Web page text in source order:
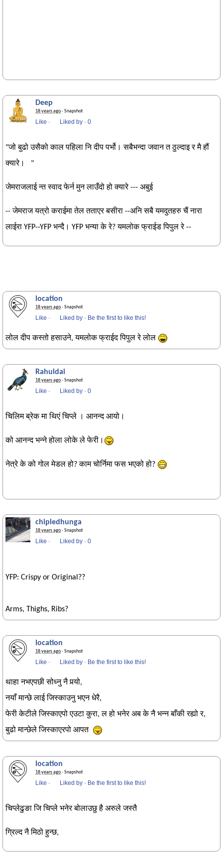
Deep
18 years ago· Snapshot
Like · Liked by · 0
"जो बुढो उसैको काल पहिला नि दीप पर्भो। सबैभन्दा जवान त ठुल्दाइ र मै हौं
क्यारे। "
जेमराजलाई न्त स्वाद फेर्न मुन लाउँदो हो क्यारे --- अबुई
-- जेमराज यत्रो कराईमा तेल तताएर बसीरा --अनि सबै यमदुतहरु चैं नारा
लाईरा YFP--YFP भन्दै। YFP भन्या के रे? यमलोक फ्राईड पिपुल रे --
location
18 years ago· Snapshot
Like · Liked by · Be the first to like this!
लोल दीप कस्तो हसाउने, यमलोक फ्राईद पिपुल रे लोल
Rahuldai
18 years ago· Snapshot
Like · Liked by · 0
चिलिम ब्रेक मा थिएं चिप्ले । आनन्द आयो।
को आनन्द भन्ने होला लोके ले फेरी।
नेत्रे के को गोल मेडल हो? काम चोर्निमा फस भएको हो?
chipledhunga
18 years ago· Snapshot
Like · Liked by · 0
YFP: Crispy or Original??
Arms, Thighs, Ribs?
location
18 years ago· Snapshot
Like · Liked by · Be the first to like this!
थाहा नभएपछी सोध्नु नै पर्‍यो,
नयाँ मान्छे लाई जिस्काउनु भएन धेरै,
फेरी केटीले जिस्काएपो एउटा कुरा, ल हो भनेर अब के नै भन्न बाँकी रह्यो र,
बुढो मान्छेले जिस्काएरपो आपत
location
18 years ago· Snapshot
Like · Liked by · Be the first to like this!
चिप्लेढुङा जि चिप्ले भनेर बोलाउछु है अरुले जस्तै
ग्रिल्द नै मिठो हुन्छ,